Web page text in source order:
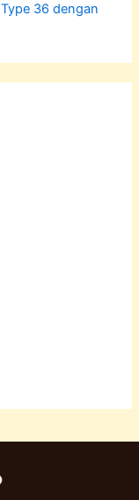
36 dengan